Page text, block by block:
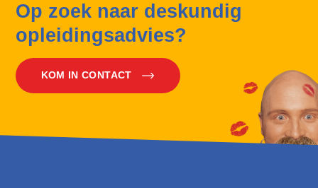
Op zoek naar deskundig
opleidingsadvies?
KOM IN CONTACT